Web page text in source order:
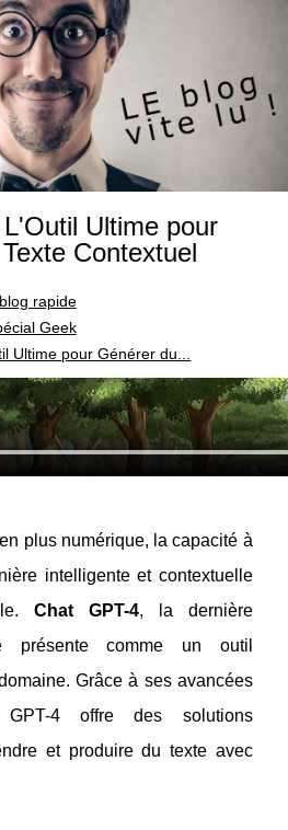
Ultime pour
Contextuel
blog rapide
Geek
Ultime pour Générer du...
plus numérique, la capacité à
intelligente et contextuelle
Chat GPT-4, la dernière
présente comme un outil
Grâce à ses avancées
GPT-4 offre des solutions
et produire du texte avec